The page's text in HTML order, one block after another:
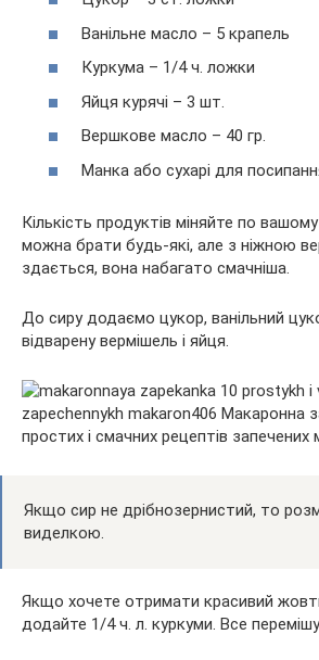
Ванільне масло – 5 крапель
Куркума – 1/4 ч. ложки
Яйця курячі – 3 шт.
Вершкове масло – 40 гр.
Манка або сухарі для
Кількість продуктів міняйте по
можна брати будь-які, але з ніжною
здається, вона набагато смачніша.
До сиру додаємо цукор, ванільний
відварену вермішель і яйця.
Якщо сир не дрібнозернистий, то
виделкою.
Якщо хочете отримати красивий
додайте 1/4 ч. л. куркуми. Все